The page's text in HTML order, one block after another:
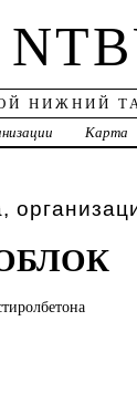
НИЖНИЙ
Карта